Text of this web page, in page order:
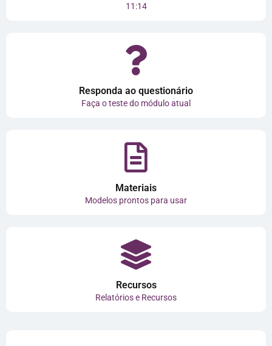
11:14
Responda ao questionário
Faça o teste do módulo atual
Materiais
Modelos prontos para usar
Recursos
Relatórios e Recursos